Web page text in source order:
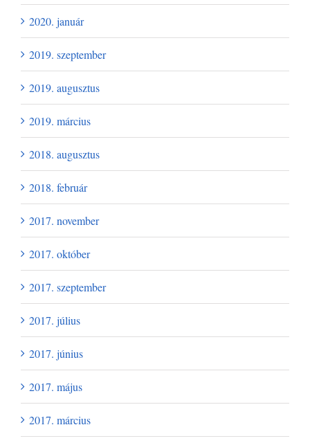
2020. január
2019. szeptember
2019. augusztus
2019. március
2018. augusztus
2018. február
2017. november
2017. október
2017. szeptember
2017. július
2017. június
2017. május
2017. március